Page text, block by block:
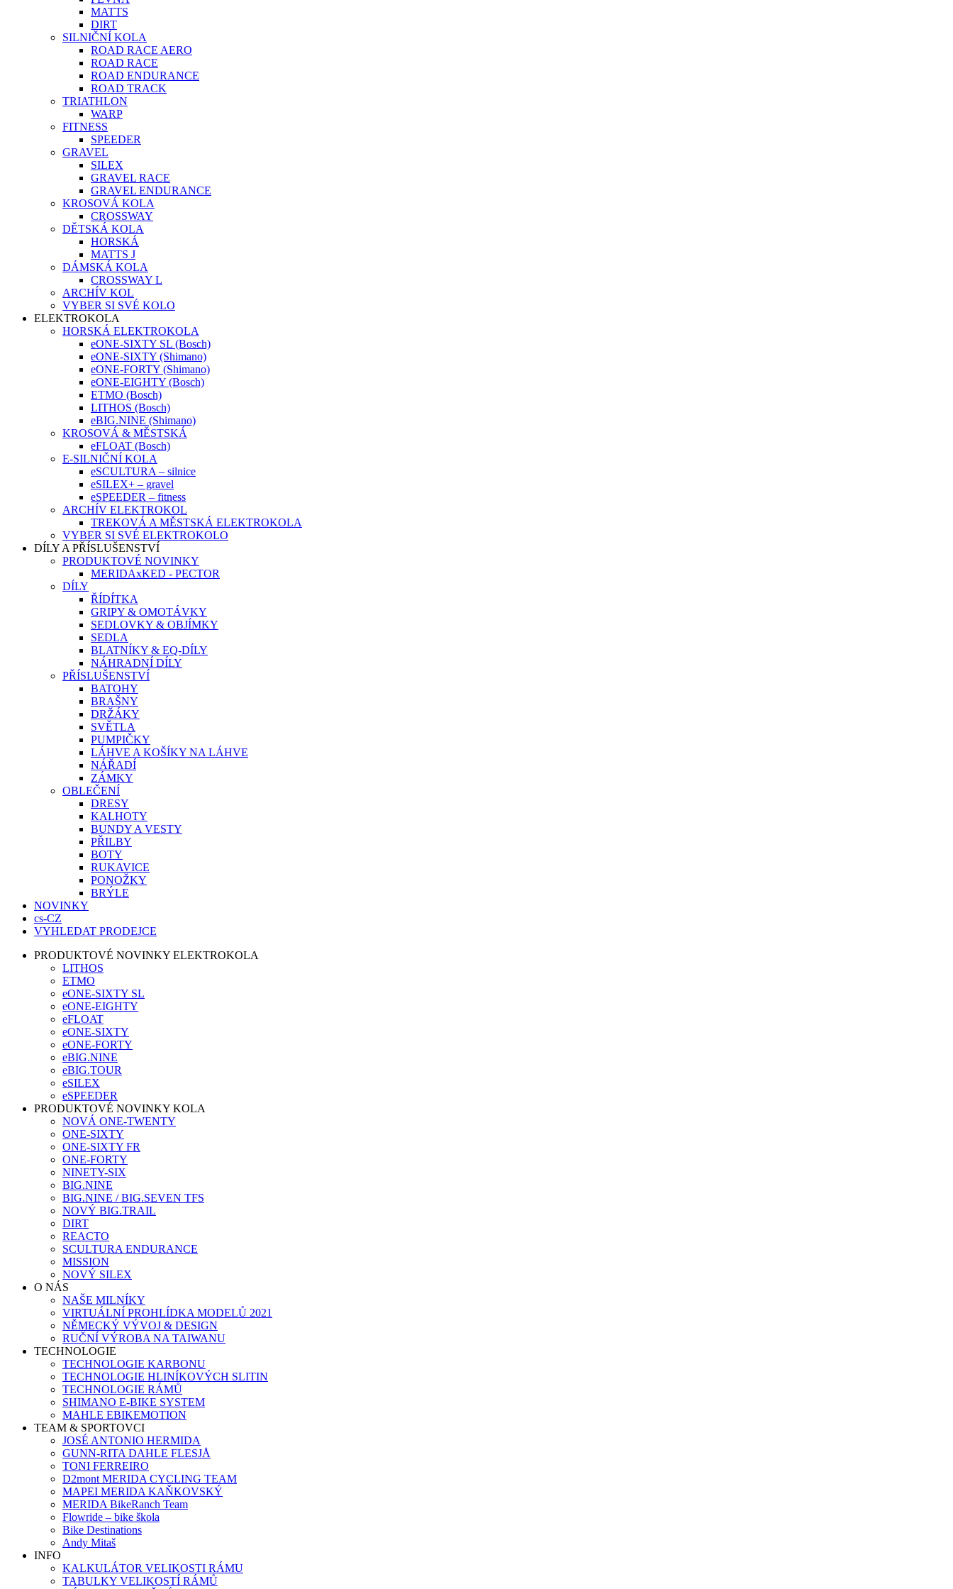
MATTS
DIRT
SILNIČNÍ KOLA
ROAD RACE AERO
ROAD RACE
ROAD ENDURANCE
ROAD TRACK
TRIATHLON
WARP
FITNESS
SPEEDER
GRAVEL
SILEX
GRAVEL RACE
GRAVEL ENDURANCE
KROSOVÁ KOLA
CROSSWAY
DĚTSKÁ KOLA
HORSKÁ
MATTS J
DÁMSKÁ KOLA
CROSSWAY L
ARCHÍV KOL
VYBER SI SVÉ KOLO
ELEKTROKOLA
HORSKÁ ELEKTROKOLA
eONE-SIXTY SL (Bosch)
eONE-SIXTY (Shimano)
eONE-FORTY (Shimano)
eONE-EIGHTY (Bosch)
ETMO (Bosch)
LITHOS (Bosch)
eBIG.NINE (Shimano)
KROSOVÁ & MĚSTSKÁ
eFLOAT (Bosch)
E-SILNIČNÍ KOLA
eSCULTURA – silnice
eSILEX+ – gravel
eSPEEDER – fitness
ARCHÍV ELEKTROKOL
TREKOVÁ A MĚSTSKÁ ELEKTROKOLA
VYBER SI SVÉ ELEKTROKOLO
DÍLY A PŘÍSLUŠENSTVÍ
PRODUKTOVÉ NOVINKY
MERIDAxKED - PECTOR
DÍLY
ŘÍDÍTKA
GRIPY & OMOTÁVKY
SEDLOVKY & OBJÍMKY
SEDLA
BLATNÍKY & EQ-DÍLY
NÁHRADNÍ DÍLY
PŘÍSLUŠENSTVÍ
BATOHY
BRAŠNY
DRŽÁKY
SVĚTLA
PUMPIČKY
LÁHVE A KOŠÍKY NA LÁHVE
NÁŘADÍ
ZÁMKY
OBLEČENÍ
DRESY
KALHOTY
BUNDY A VESTY
PŘILBY
BOTY
RUKAVICE
PONOŽKY
BRÝLE
NOVINKY
cs-CZ
VYHLEDAT PRODEJCE
PRODUKTOVÉ NOVINKY ELEKTROKOLA
LITHOS
ETMO
eONE-SIXTY SL
eONE-EIGHTY
eFLOAT
eONE-SIXTY
eONE-FORTY
eBIG.NINE
eBIG.TOUR
eSILEX
eSPEEDER
PRODUKTOVÉ NOVINKY KOLA
NOVÁ ONE-TWENTY
ONE-SIXTY
ONE-SIXTY FR
ONE-FORTY
NINETY-SIX
BIG.NINE
BIG.NINE / BIG.SEVEN TFS
NOVÝ BIG.TRAIL
DIRT
REACTO
SCULTURA ENDURANCE
MISSION
NOVÝ SILEX
O NÁS
NAŠE MILNÍKY
VIRTUÁLNÍ PROHLÍDKA MODELŮ 2021
NĚMECKÝ VÝVOJ & DESIGN
RUČNÍ VÝROBA NA TAIWANU
TECHNOLOGIE
TECHNOLOGIE KARBONU
TECHNOLOGIE HLINÍKOVÝCH SLITIN
TECHNOLOGIE RÁMŮ
SHIMANO E-BIKE SYSTEM
MAHLE EBIKEMOTION
TEAM & SPORTOVCI
JOSÉ ANTONIO HERMIDA
GUNN-RITA DAHLE FLESJÅ
TONI FERREIRO
D2mont MERIDA CYCLING TEAM
MAPEI MERIDA KAŇKOVSKÝ
MERIDA BikeRanch Team
Flowride – bike škola
Bike Destinations
Andy Mitaš
INFO
KALKULÁTOR VELIKOSTI RÁMU
TABULKY VELIKOSTÍ RÁMŮ